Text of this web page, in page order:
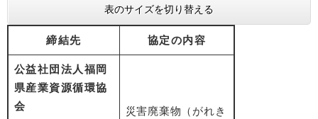
表のサイズを切り替える
締結先 協定の内容
公益社団法人福岡
県産業資源循環協
会
災害廃棄物（がれき